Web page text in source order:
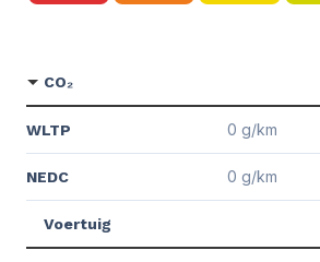
CO₂
WLTP 0 g/km
NEDC 0 g/km
Voertuig